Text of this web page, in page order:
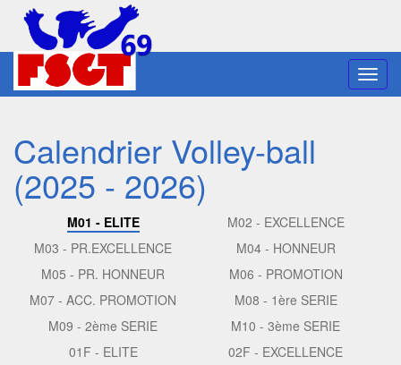
Calendrier Volley-ball
(2025 - 2026)
M01 - ELITE
M02 - EXCELLENCE
M03 - PR.EXCELLENCE
M04 - HONNEUR
M05 - PR. HONNEUR
M06 - PROMOTION
M07 - ACC. PROMOTION
M08 - 1ère SERIE
M09 - 2ème SERIE
M10 - 3ème SERIE
01F - ELITE
02F - EXCELLENCE